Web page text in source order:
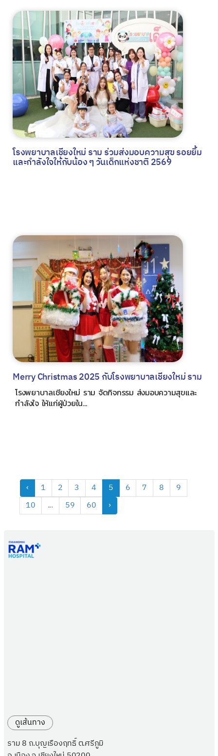
โรงพยาบาลเชียงใหม่ ราม ร่วมส่งมอบความสุข รอยยิ้ม
และกำลังใจให้กับน้อง ๆ วันเด็กแห่งชาติ 2569
Merry Christmas 2025 กับโรงพยาบาลเชียงใหม่ ราม
โรงพยาบาลเชียงใหม่ ราม จัดกิจกรรม ส่งมอบความสุขและ
กำลังใจ ให้แก่ผู้ป่วยใน...
‹ 1 2 3 4 5 6 7 8
9
10
... 59 60 ›
ดูเส้นทาง
ราม 8 ถ.บุญเรืองฤทธิ์ ต.ศรีภูมิ